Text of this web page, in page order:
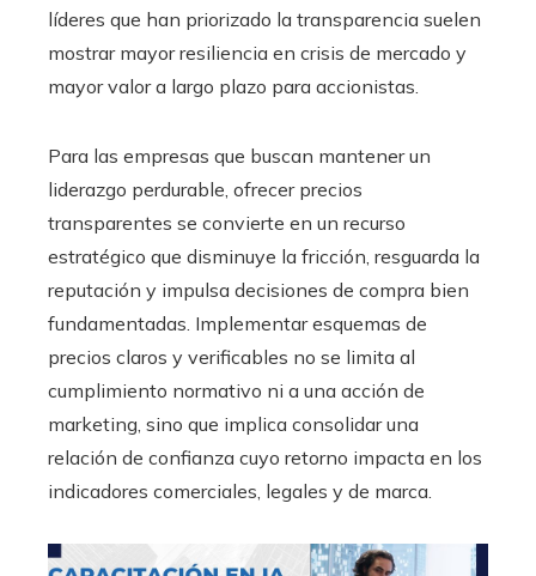
líderes que han priorizado la transparencia suelen
mostrar mayor resiliencia en crisis de mercado y
mayor valor a largo plazo para accionistas.
Para las empresas que buscan mantener un
liderazgo perdurable, ofrecer precios
transparentes se convierte en un recurso
estratégico que disminuye la fricción, resguarda la
reputación y impulsa decisiones de compra bien
fundamentadas. Implementar esquemas de
precios claros y verificables no se limita al
cumplimiento normativo ni a una acción de
marketing, sino que implica consolidar una
relación de confianza cuyo retorno impacta en los
indicadores comerciales, legales y de marca.